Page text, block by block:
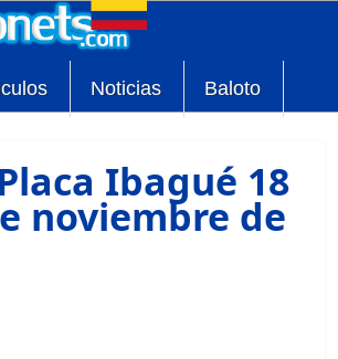
Noticias Baloto
Ibagué 18
noviembre de